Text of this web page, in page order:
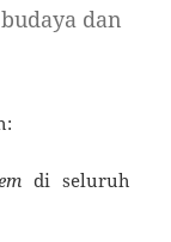
dan
di seluruh